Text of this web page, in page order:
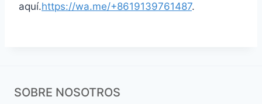
aquí.https://wa.me/+8619139761487.
SOBRE NOSOTROS